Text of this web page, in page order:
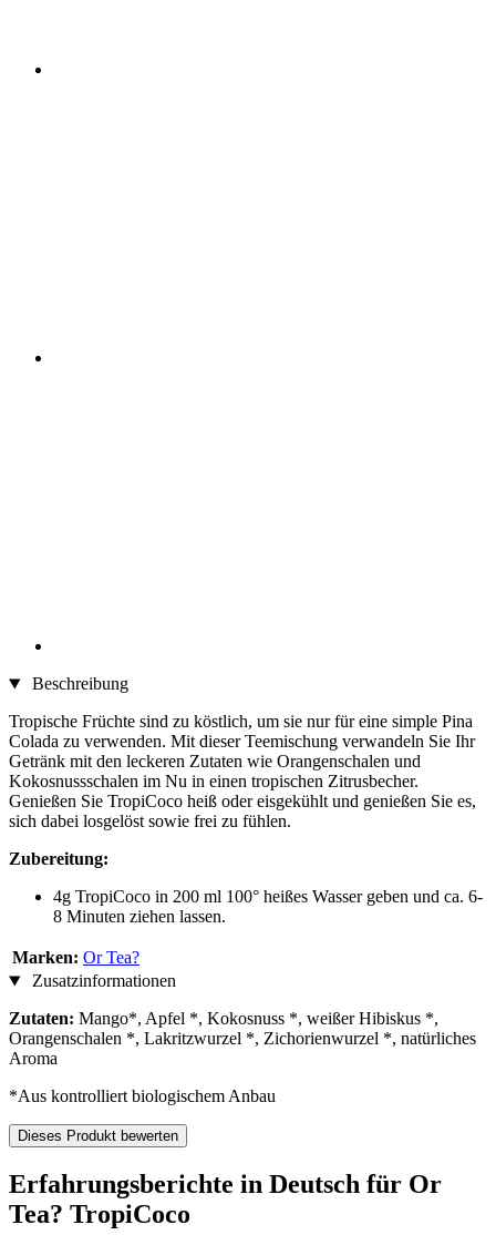
Beschreibung
Tropische Früchte sind zu köstlich, um sie nur für eine simple Pina
Colada zu verwenden. Mit dieser Teemischung verwandeln Sie Ihr
Getränk mit den leckeren Zutaten wie Orangenschalen und
Kokosnussschalen im Nu in einen tropischen Zitrusbecher.
Genießen Sie TropiCoco heiß oder eisgekühlt und genießen Sie es,
sich dabei losgelöst sowie frei zu fühlen.
Zubereitung:
4g TropiCoco in 200 ml 100° heißes Wasser geben und ca. 6-
8 Minuten ziehen lassen.
Marken: Or Tea?
Zusatzinformationen
Zutaten: Mango*, Apfel *, Kokosnuss *, weißer Hibiskus *,
Orangenschalen *, Lakritzwurzel *, Zichorienwurzel *, natürliches
Aroma
*Aus kontrolliert biologischem Anbau
Dieses Produkt bewerten
Erfahrungsberichte in Deutsch für Or
Tea? TropiCoco